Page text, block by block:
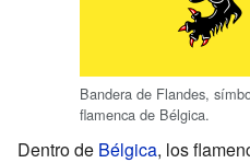
Bandera de Flandes,
flamenca de Bélgica.
Dentro de Bélgica, los